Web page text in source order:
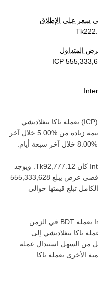
سعر على الإطلاق
المتداول
(‏
ICP) بعملة ‏ تاكا بنغلاديشي
زيادة من ‏
خلال آخر
خلال آخر سبعة أيام.
كان ‏
. ويوجد
عرض يبلغ
تبلغ قيمتها حوالي
بعملة ‏ BDT في الزمن
تاكا بنغلاديشي إلى
من السهل استبدال عملة
الأخرى بعملة تاكا